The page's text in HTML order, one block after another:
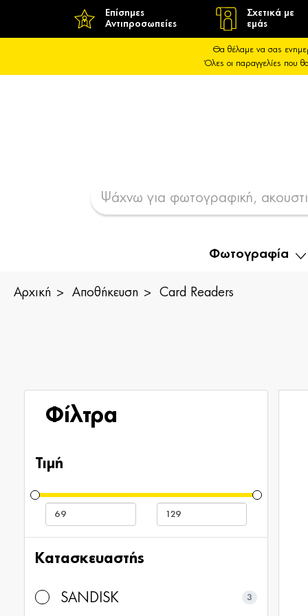
Επίσημες
Αντιπροσωπείες
Σχετικά με
εμάς
Θα θέλαμε να σας
Όλες οι παραγγελίες
Φωτογραφία
Αρχική Αποθήκευση Card Readers
Φίλτρα
Τιμή
Κατασκευαστής
SANDISK 3